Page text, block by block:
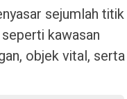
sejumlah titik
kawasan
objek vital, serta